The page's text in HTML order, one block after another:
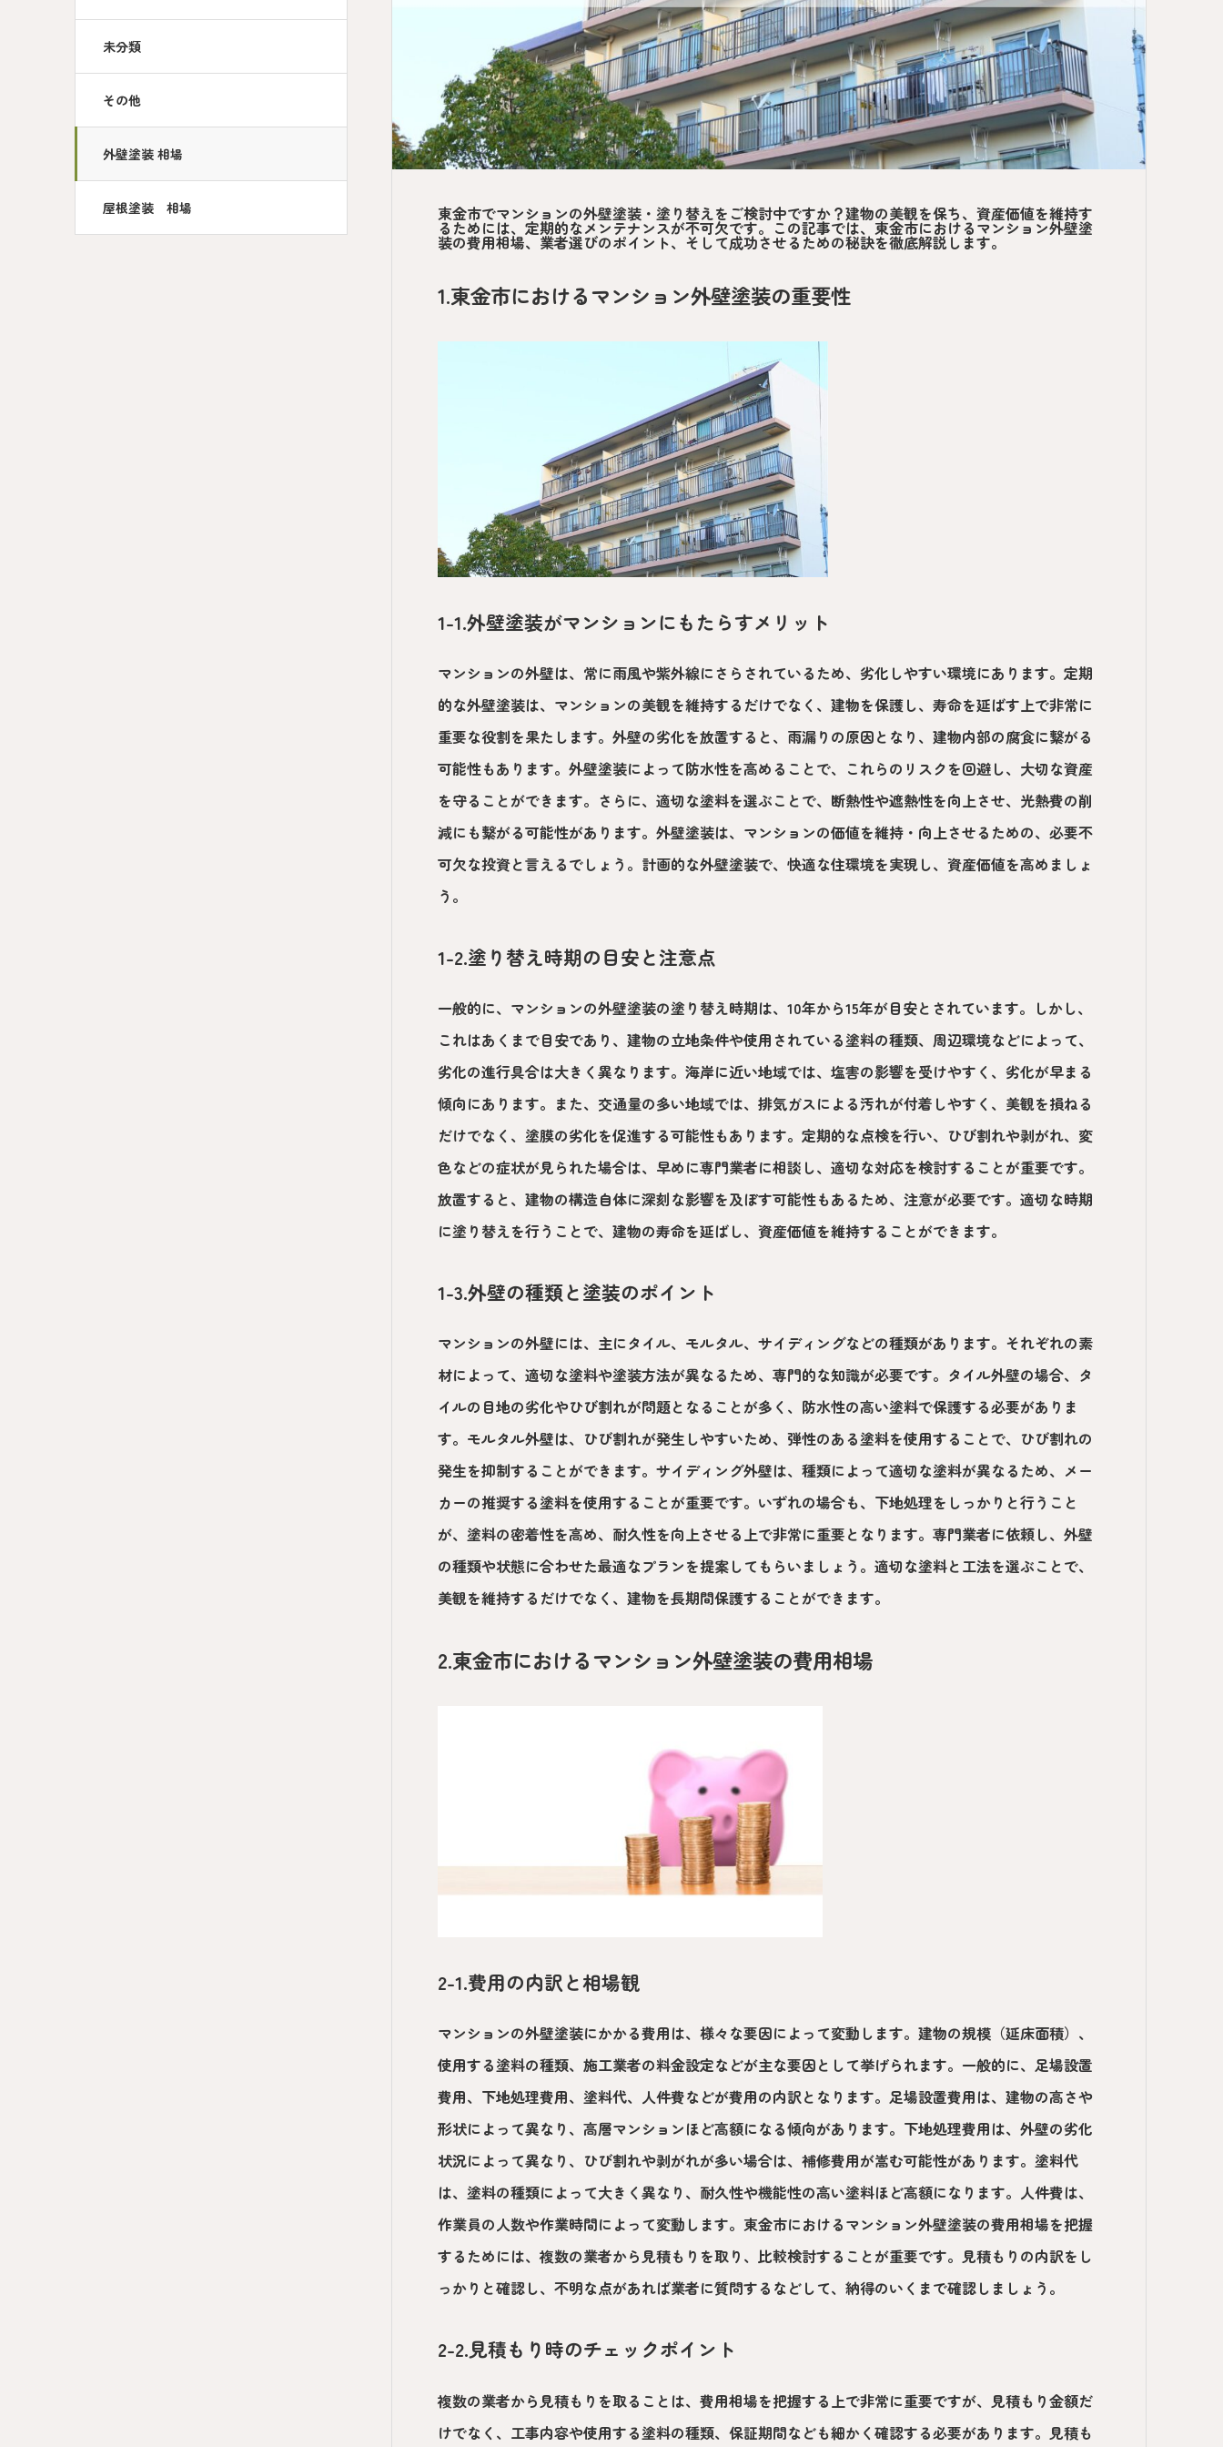
未分類
その他
外壁塗装 相場
屋根塗装 相場 東金市でマンションの外壁塗装・塗り替えをご検討中ですか？建物の美観を保ち、資産価値を維持す
るためには、定期的なメンテナンスが不可欠です。この記事では、東金市におけるマンション外壁塗
装の費用相場、業者選びのポイント、そして成功させるための秘訣を徹底解説します。
1.東金市におけるマンション外壁塗装の重要性
1-1.外壁塗装がマンションにもたらすメリット
マンションの外壁は、常に雨風や紫外線にさらされているため、劣化しやすい環境にあります。定期
的な外壁塗装は、マンションの美観を維持するだけでなく、建物を保護し、寿命を延ばす上で非常に
重要な役割を果たします。外壁の劣化を放置すると、雨漏りの原因となり、建物内部の腐食に繋がる
可能性もあります。外壁塗装によって防水性を高めることで、これらのリスクを回避し、大切な資産
を守ることができます。さらに、適切な塗料を選ぶことで、断熱性や遮熱性を向上させ、光熱費の削
減にも繋がる可能性があります。外壁塗装は、マンションの価値を維持・向上させるための、必要不
可欠な投資と言えるでしょう。計画的な外壁塗装で、快適な住環境を実現し、資産価値を高めましょ
う。
1-2.塗り替え時期の目安と注意点
一般的に、マンションの外壁塗装の塗り替え時期は、10年から15年が目安とされています。しかし、
これはあくまで目安であり、建物の立地条件や使用されている塗料の種類、周辺環境などによって、
劣化の進行具合は大きく異なります。海岸に近い地域では、塩害の影響を受けやすく、劣化が早まる
傾向にあります。また、交通量の多い地域では、排気ガスによる汚れが付着しやすく、美観を損ねる
だけでなく、塗膜の劣化を促進する可能性もあります。定期的な点検を行い、ひび割れや剥がれ、変
色などの症状が見られた場合は、早めに専門業者に相談し、適切な対応を検討することが重要です。
放置すると、建物の構造自体に深刻な影響を及ぼす可能性もあるため、注意が必要です。適切な時期
に塗り替えを行うことで、建物の寿命を延ばし、資産価値を維持することができます。
1-3.外壁の種類と塗装のポイント
マンションの外壁には、主にタイル、モルタル、サイディングなどの種類があります。それぞれの素
材によって、適切な塗料や塗装方法が異なるため、専門的な知識が必要です。タイル外壁の場合、タ
イルの目地の劣化やひび割れが問題となることが多く、防水性の高い塗料で保護する必要がありま
す。モルタル外壁は、ひび割れが発生しやすいため、弾性のある塗料を使用することで、ひび割れの
発生を抑制することができます。サイディング外壁は、種類によって適切な塗料が異なるため、メー
カーの推奨する塗料を使用することが重要です。いずれの場合も、下地処理をしっかりと行うこと
が、塗料の密着性を高め、耐久性を向上させる上で非常に重要となります。専門業者に依頼し、外壁
の種類や状態に合わせた最適なプランを提案してもらいましょう。適切な塗料と工法を選ぶことで、
美観を維持するだけでなく、建物を長期間保護することができます。
2.東金市におけるマンション外壁塗装の費用相場
2-1.費用の内訳と相場観
マンションの外壁塗装にかかる費用は、様々な要因によって変動します。建物の規模（延床面積）、
使用する塗料の種類、施工業者の料金設定などが主な要因として挙げられます。一般的に、足場設置
費用、下地処理費用、塗料代、人件費などが費用の内訳となります。足場設置費用は、建物の高さや
形状によって異なり、高層マンションほど高額になる傾向があります。下地処理費用は、外壁の劣化
状況によって異なり、ひび割れや剥がれが多い場合は、補修費用が嵩む可能性があります。塗料代
は、塗料の種類によって大きく異なり、耐久性や機能性の高い塗料ほど高額になります。人件費は、
作業員の人数や作業時間によって変動します。東金市におけるマンション外壁塗装の費用相場を把握
するためには、複数の業者から見積もりを取り、比較検討することが重要です。見積もりの内訳をし
っかりと確認し、不明な点があれば業者に質問するなどして、納得のいくまで確認しましょう。
2-2.見積もり時のチェックポイント
複数の業者から見積もりを取ることは、費用相場を把握する上で非常に重要ですが、見積もり金額だ
けでなく、工事内容や使用する塗料の種類、保証期間なども細かく確認する必要があります。見積も